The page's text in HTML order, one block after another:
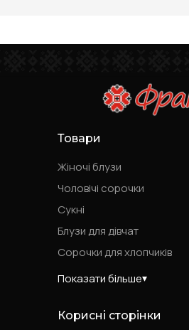
Товари
Жіночі блузи
Чоловічі сорочки
Сукні
Блузи для дівчат
Сорочки для хлопчиків
Показати більше
Корисні сторінки